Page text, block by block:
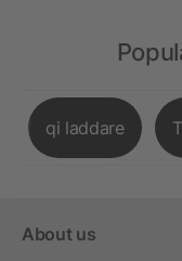
qi laddare
About us